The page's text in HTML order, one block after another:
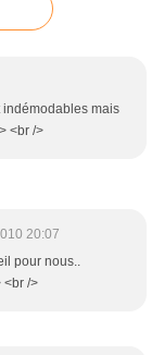
indémodables mais
<br />
20:07
pour nous..
<br />